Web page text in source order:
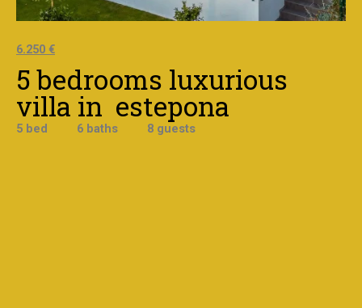
6.250 €
5 bedrooms luxurious
villa in estepona
5 bed 6 baths 8 guests